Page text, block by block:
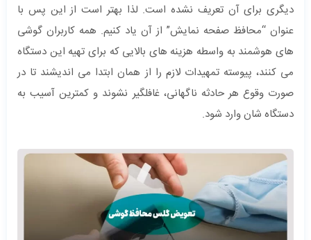
دیگری برای آن تعریف نشده است. لذا بهتر است از این پس با
عنوان “محافظ صفحه نمایش” از آن یاد کنیم. همه کاربران گوشی
های هوشمند به واسطه هزینه های بالایی که برای تهیه این دستگاه
می کنند، پیوسته تمهیدات لازم را از همان ابتدا می اندیشند تا در
صورت وقوع هر حادثه ناگهانی، غافلگیر نشوند و کمترین آسیب به
دستگاه شان وارد شود.